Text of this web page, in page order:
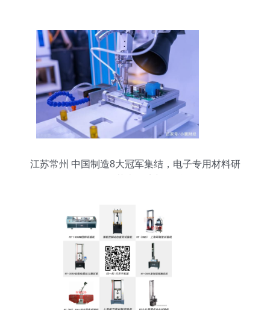
江苏常州 中国制造8大冠军集结，电子专用材料研